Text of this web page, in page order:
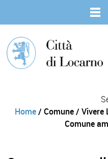
Home / Comune / Vivere
Comune